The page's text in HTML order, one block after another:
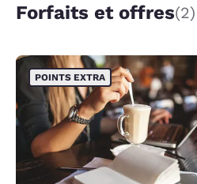
Forfaits et offres(2)
POINTS EXTRA